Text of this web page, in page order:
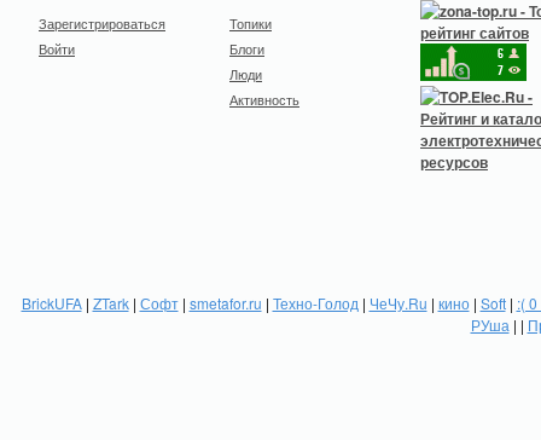
Зарегистрироваться
Войти
Топики
Блоги
Люди
Активность
BrickUFA| ZTark| Софт| smetafor.ru | Техно-Голод | ЧеЧу.Ru | кино| Soft| :(
РУша | |